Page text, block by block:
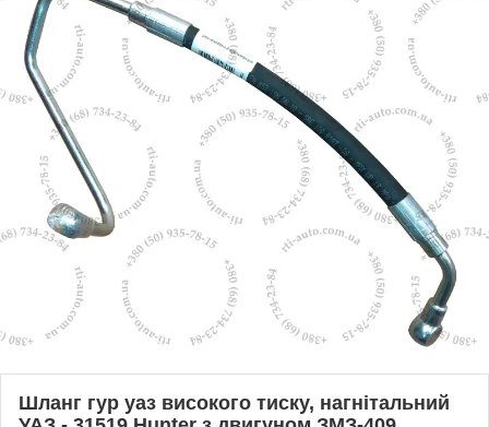
Шланг гур уаз високого тиску, нагнітальний